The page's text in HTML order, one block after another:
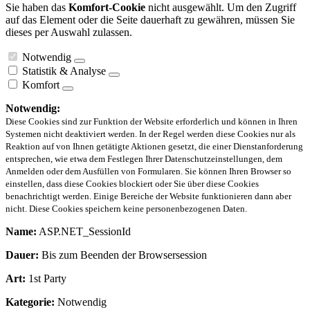
Sie haben das Komfort-Cookie nicht ausgewählt. Um den Zugriff
auf das Element oder die Seite dauerhaft zu gewähren, müssen Sie
dieses per Auswahl zulassen.
Notwendig
Statistik & Analyse
Komfort
Notwendig:
Diese Cookies sind zur Funktion der Website erforderlich und können in Ihren
Systemen nicht deaktiviert werden. In der Regel werden diese Cookies nur als
Reaktion auf von Ihnen getätigte Aktionen gesetzt, die einer Dienstanforderung
entsprechen, wie etwa dem Festlegen Ihrer Datenschutzeinstellungen, dem
Anmelden oder dem Ausfüllen von Formularen. Sie können Ihren Browser so
einstellen, dass diese Cookies blockiert oder Sie über diese Cookies
benachrichtigt werden. Einige Bereiche der Website funktionieren dann aber
nicht. Diese Cookies speichern keine personenbezogenen Daten.
Name: ASP.NET_SessionId
Dauer: Bis zum Beenden der Browsersession
Art: 1st Party
Kategorie: Notwendig